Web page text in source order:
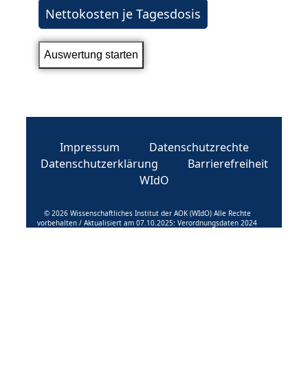
Nettokosten je Tagesdosis
Impressum
Datenschutzrechte
Datenschutzerklärung
Barrierefreiheit
WIdO
© 2026 Wissenschaftliches Institut der AOK (WIdO) Alle Rechte
vorbehalten / Aktualisiert am 07.10.2025: Verordnungsdaten 2024